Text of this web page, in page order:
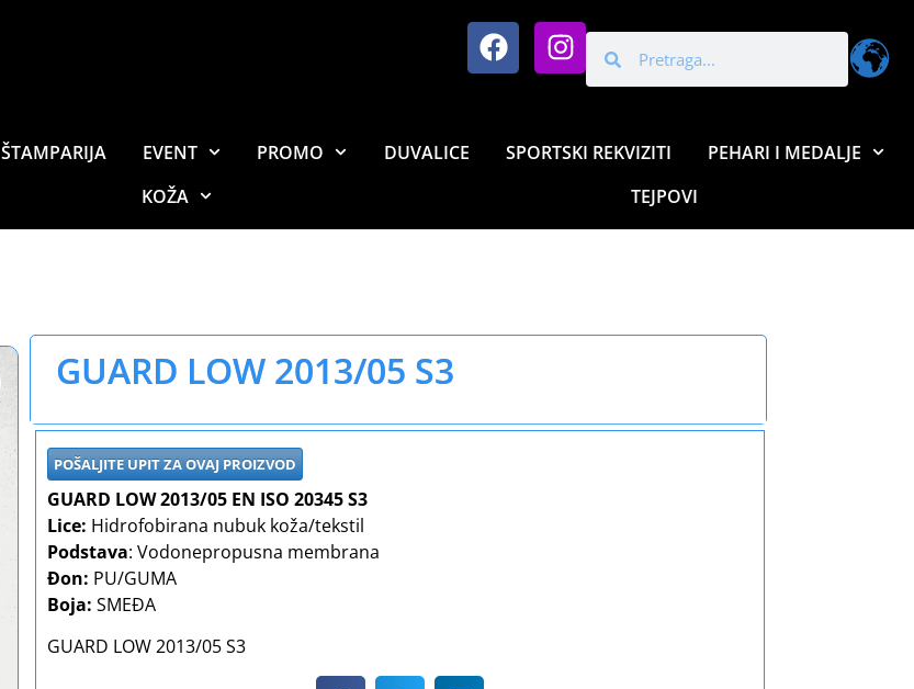
ŠTAMPARIJA EVENT PROMO DUVALICE SPORTSKI REKVIZITI
PEHARI I MEDALJE
KOŽA TEJPOVI
GUARD LOW 2013/05 S3
POŠALJITE UPIT ZA OVAJ PROIZVOD
GUARD LOW 2013/05 EN ISO 20345 S3
Lice: Hidrofobirana nubuk koža/tekstil
Podstava: Vodonepropusna membrana
Đon: PU/GUMA
Boja: SMEĐA
GUARD LOW 2013/05 S3